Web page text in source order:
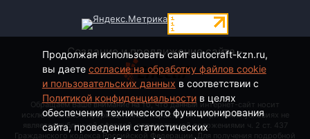
Создание и продвижение сайта -
Обращаем Ваше внимание на то, что данный интернет-сайт носит
исключительно информационный характер и ни при каких условиях не
является публичной офертой, определяемой положениями ч. 2 ст. 437
Гражданского кодекса Российской Федерации. Для получения подробной
Продолжая использовать сайт autocraft-kzn.ru,
вы даете согласие на обработку файлов cookie
и пользовательских данных в соответствии с
Политикой конфиденциальностив целях
обеспечения технического функционирования
сайта, проведения статистических